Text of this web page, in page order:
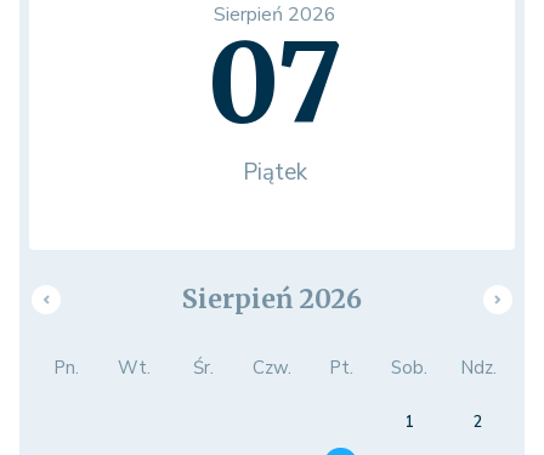
Sierpień 2026
07
Piątek
Sierpień 2026
Pn. Wt. Śr. Czw. Pt. Sob. Ndz.
1
2